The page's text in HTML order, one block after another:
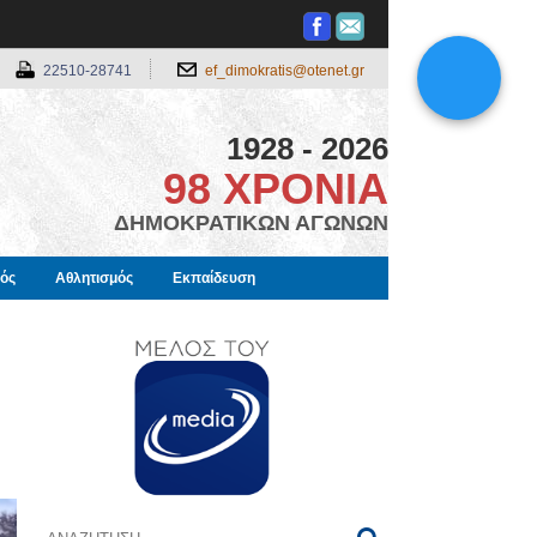
22510-28741 ef_dimokratis@otenet.gr
1928 - 2026
98 ΧΡΟΝΙΑ
ΔΗΜΟΚΡΑΤΙΚΩΝ ΑΓΩΝΩΝ
Αθλητισμός Εκπαίδευση